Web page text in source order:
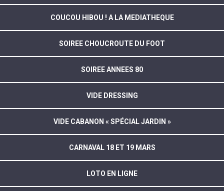
COUCOU HIBOU ! A LA MEDIATHEQUE
SOIREE CHOUCROUTE DU FOOT
SOIREE ANNEES 80
VIDE DRESSING
VIDE CABANON « SPÉCIAL JARDIN »
CARNAVAL 18 ET 19 MARS
LOTO EN LIGNE